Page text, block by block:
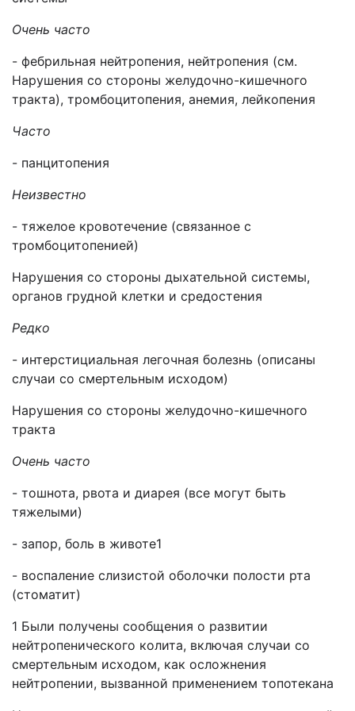
Очень часто
- фебрильная нейтропения, нейтропения (см.
Нарушения со стороны желудочно-кишечного
тракта), тромбоцитопения, анемия, лейкопения
Часто
- панцитопения
Неизвестно
- тяжелое кровотечение (связанное с
тромбоцитопенией)
Нарушения со стороны дыхательной системы,
органов грудной клетки и средостения
Редко
- интерстициальная легочная болезнь (описаны
случаи со смертельным исходом)
Нарушения со стороны желудочно-кишечного
тракта
Очень часто
- тошнота, рвота и диарея (все могут быть
тяжелыми)
- запор, боль в животе1
- воспаление слизистой оболочки полости рта
(стоматит)
1 Были получены сообщения о развитии
нейтропенического колита, включая случаи со
смертельным исходом, как осложнения
нейтропении, вызванной применением топотекана